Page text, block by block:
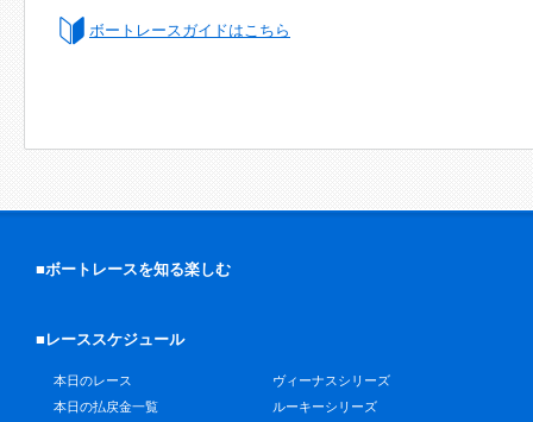
ボートレースガイドはこちら
■ボートレースを知る楽しむ
■レーススケジュール
本日のレース
本日の払戻金一覧
ヴィーナスシリーズ
ルーキーシリーズ